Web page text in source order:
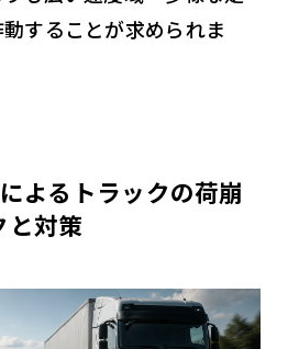
することが求められま
よるトラックの荷崩
と対策